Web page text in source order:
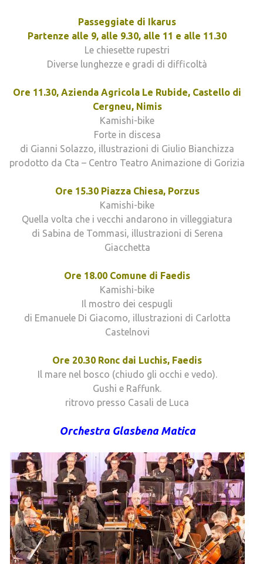
Passeggiate di Ikarus
Partenze alle 9, alle 9.30, alle 11 e alle 11.30
Le chiesette rupestri
Diverse lunghezze e gradi di difficoltà
Ore 11.30, Azienda Agricola Le Rubide, Castello di
Cergneu, Nimis
Kamishi-bike
Forte in discesa
di Gianni Solazzo, illustrazioni di Giulio Bianchizza
prodotto da Cta – Centro Teatro Animazione di Gorizia
Ore 15.30 Piazza Chiesa, Porzus
Kamishi-bike
Quella volta che i vecchi andarono in villeggiatura
di Sabina de Tommasi, illustrazioni di Serena
Giacchetta
Ore 18.00 Comune di Faedis
Kamishi-bike
Il mostro dei cespugli
di Emanuele Di Giacomo, illustrazioni di Carlotta
Castelnovi
Ore 20.30 Ronc dai Luchis, Faedis
Il mare nel bosco (chiudo gli occhi e vedo).
Gushi e Raffunk.
ritrovo presso Casali de Luca
Orchestra Glasbena Matica